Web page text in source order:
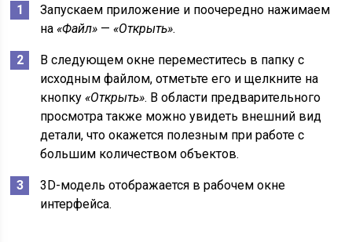
Запускаем приложение и поочередно нажимаем
на«Файл» —«Открыть».
В следующем окне переместитесь в папку с
исходным файлом, отметьте его и щелкните на
кнопку«Открыть». В области предварительного
просмотра также можно увидеть внешний вид
детали, что окажется полезным при работе с
большим количеством объектов.
3D-модель отображается в рабочем окне
интерфейса.